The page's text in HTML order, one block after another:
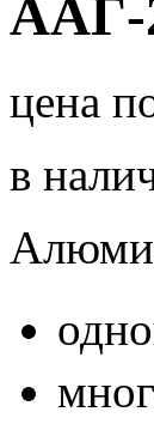
ААГ-
цена
в